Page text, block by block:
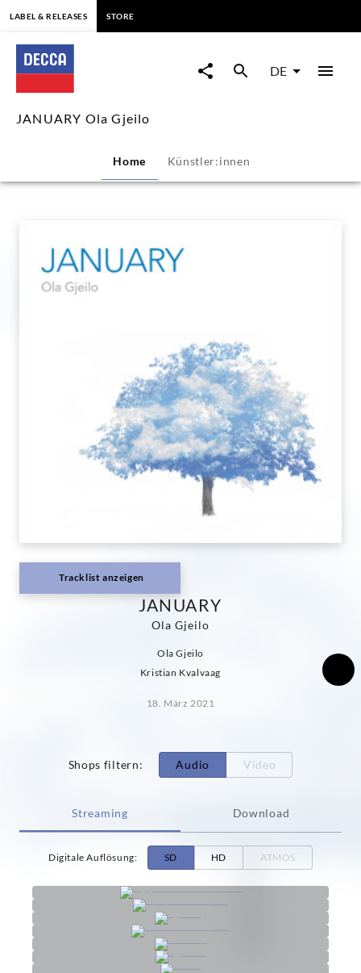
JANUARY
Ola
Gjeilo
Decca
LABEL & RELEASES STORE
DE
JANUARY Ola Gjeilo
Home Künstler:innen
Tracklist anzeigen
JANUARY
Ola Gjeilo
Ola Gjeilo
Kristian Kvalvaag
18. März 2021
Shops filtern: Audio Video
Streaming Download
Digitale Auflösung: SD HD ATMOS